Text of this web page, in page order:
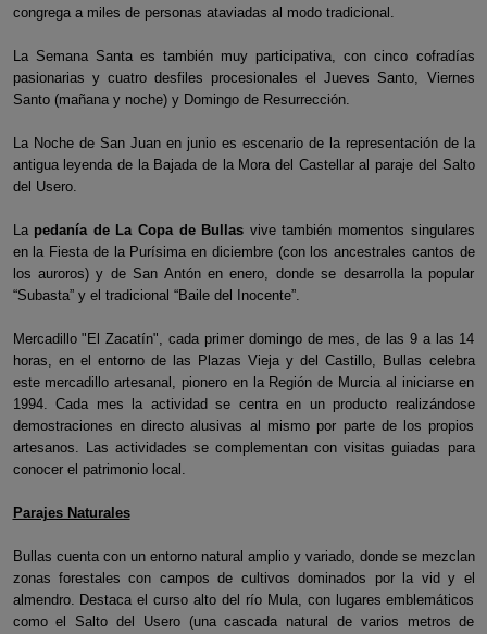
congrega a miles de personas ataviadas al modo tradicional.
La Semana Santa es también muy participativa, con cinco cofradías
pasionarias y cuatro desfiles procesionales el Jueves Santo, Viernes
Santo (mañana y noche) y Domingo de Resurrección.
La Noche de San Juan en junio es escenario de la representación de la
antigua leyenda de la Bajada de la Mora del Castellar al paraje del Salto
del Usero.
La pedanía de La Copa de Bullas vive también momentos singulares
en la Fiesta de la Purísima en diciembre (con los ancestrales cantos de
los auroros) y de San Antón en enero, donde se desarrolla la popular
“Subasta” y el tradicional “Baile del Inocente”.
Mercadillo "El Zacatín", cada primer domingo de mes, de las 9 a las 14
horas, en el entorno de las Plazas Vieja y del Castillo, Bullas celebra
este mercadillo artesanal, pionero en la Región de Murcia al iniciarse en
1994. Cada mes la actividad se centra en un producto realizándose
demostraciones en directo alusivas al mismo por parte de los propios
artesanos. Las actividades se complementan con visitas guiadas para
conocer el patrimonio local.
Parajes Naturales
Bullas cuenta con un entorno natural amplio y variado, donde se mezclan
zonas forestales con campos de cultivos dominados por la vid y el
almendro. Destaca el curso alto del río Mula, con lugares emblemáticos
como el Salto del Usero (una cascada natural de varios metros de